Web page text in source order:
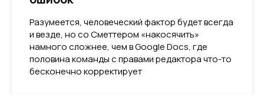
Разумеется, человеческий фактор будет всегда
и везде, но со Сметтером «накосячить»
намного сложнее, чем в Google Docs, где
половина команды с правами редактора что-то
бесконечно корректирует